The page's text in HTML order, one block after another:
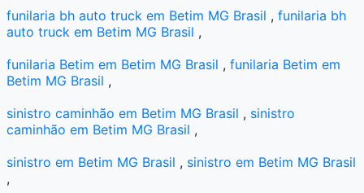
funilaria bh auto truck em Betim MG Brasil ,funilaria bh
auto truck em Betim MG Brasil ,
funilaria Betim em Betim MG Brasil ,funilaria Betim em
Betim MG Brasil ,
sinistro caminhão em Betim MG Brasil , sinistro
caminhão em Betim MG Brasil ,
sinistro em Betim MG Brasil , sinistro em Betim MG Brasil
,